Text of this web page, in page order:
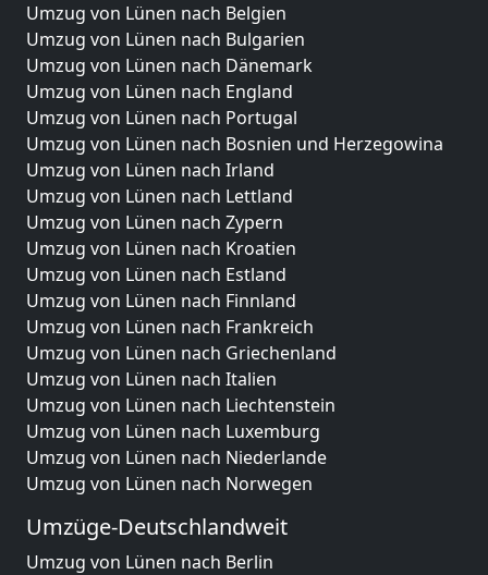
Umzug von Lünen nach Belgien
Umzug von Lünen nach Bulgarien
Umzug von Lünen nach Dänemark
Umzug von Lünen nach England
Umzug von Lünen nach Portugal
Umzug von Lünen nach Bosnien und Herzegowina
Umzug von Lünen nach Irland
Umzug von Lünen nach Lettland
Umzug von Lünen nach Zypern
Umzug von Lünen nach Kroatien
Umzug von Lünen nach Estland
Umzug von Lünen nach Finnland
Umzug von Lünen nach Frankreich
Umzug von Lünen nach Griechenland
Umzug von Lünen nach Italien
Umzug von Lünen nach Liechtenstein
Umzug von Lünen nach Luxemburg
Umzug von Lünen nach Niederlande
Umzug von Lünen nach Norwegen
Umzüge-Deutschlandweit
Umzug von Lünen nach Berlin